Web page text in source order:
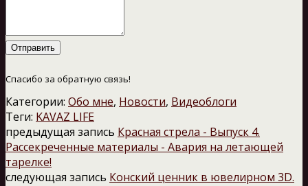
Отправить
Спасибо за обратную связь!
Категории: Обо мне, Новости, Видеоблоги
Теги: KAVAZ LIFE
предыдущая запись Красная стрела - Выпуск 4.
Рассекреченные материалы - Авария на летающей
тарелке!
следующая запись Конский ценник в ювелирном 3D.